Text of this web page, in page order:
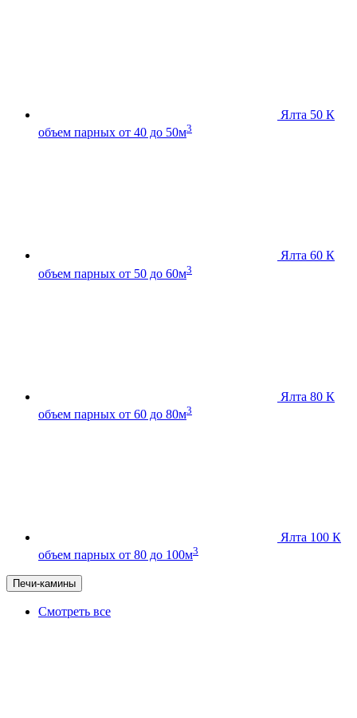
Ялта 50 К
объем парных от 40 до 50м3
Ялта 60 К
объем парных от 50 до 60м3
Ялта 80 К
объем парных от 60 до 80м3
Ялта 100 К
объем парных от 80 до 100м3
Печи-камины
Смотреть все